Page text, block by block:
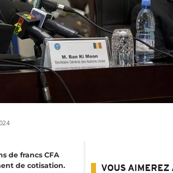
de francs CFA
de cotisation.
VOUS AIMEREZ